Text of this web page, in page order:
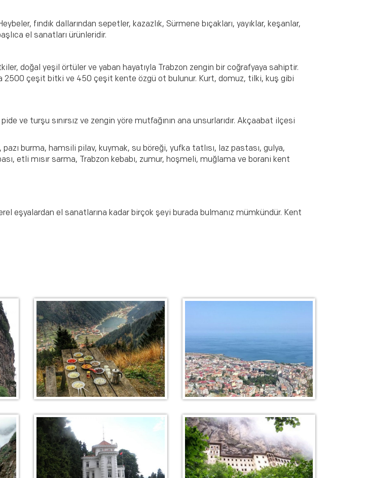
fındık dallarından sepetler, kazazlık, Sürmene bıçakları, yayıklar, keşanlar,
el sanatları ürünleridir.
doğal yeşil örtüler ve yaban hayatıyla Trabzon zengin bir coğrafyaya sahiptir.
2500 çeşit bitki ve 450 çeşit kente özgü ot bulunur. Kurt, domuz, tilki, kuş gibi
ve turşu sınırsız ve zengin yöre mutfağının ana unsurlarıdır. Akçaabat ilçesi
burma, hamsili pilav, kuymak, su böreği, yufka tatlısı, laz pastası, gulya,
etli mısır sarma, Trabzon kebabı, zumur, hoşmeli, muğlama ve borani kent
eşyalardan el sanatlarına kadar birçok şeyi burada bulmanız mümkündür. Kent